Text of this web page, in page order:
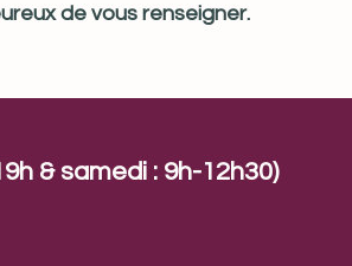
de vous renseigner.
& samedi : 9h-12h30)